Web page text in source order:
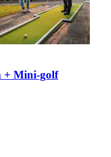
+ Mini-golf